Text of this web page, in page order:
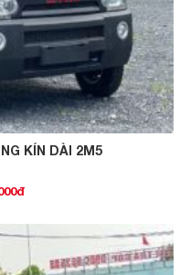
KÍN DÀI 2M5